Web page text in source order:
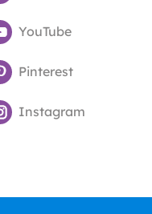
YouTube
Pinterest
Instagram